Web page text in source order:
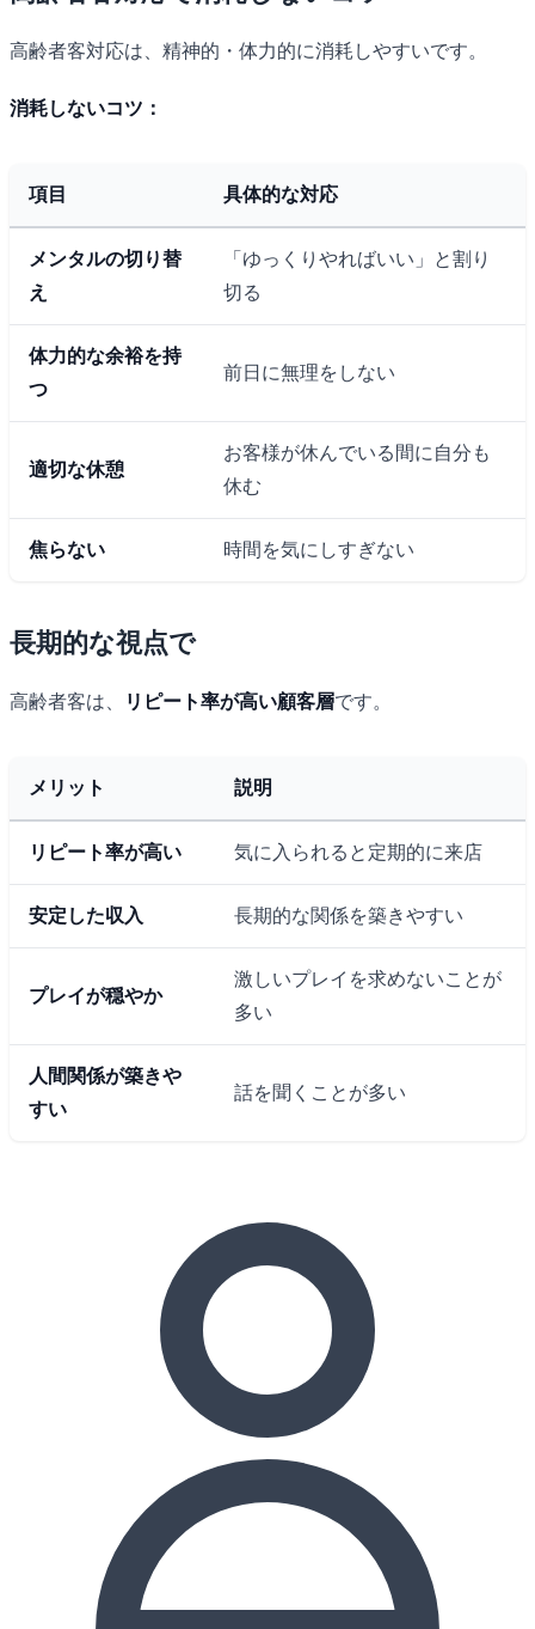
高齢者客対応は、精神的・体力的に消耗しやすいです。
消耗しないコツ：
項目 具体的な対応
メンタルの切り替
え
「ゆっくりやればいい」と割り
切る
体力的な余裕を持
つ
前日に無理をしない
適切な休憩
お客様が休んでいる間に自分も
休む
焦らない 時間を気にしすぎない
長期的な視点で
高齢者客は、 リピート率が高い顧客層です。
メリット 説明
リピート率が高い 気に入られると定期的に来店
安定した収入 長期的な関係を築きやすい
プレイが穏やか
激しいプレイを求めないことが
多い
人間関係が築きや
すい
話を聞くことが多い